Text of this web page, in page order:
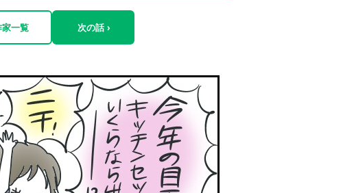
家一覧 次の話 ›